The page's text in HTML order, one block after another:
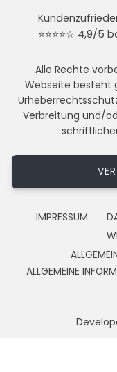
⭐⭐⭐⭐☆ 4,9/
Alle Rechte
Webseite besteht
Verbreitung und/
IMPRESSUM
ALLGEMEINE